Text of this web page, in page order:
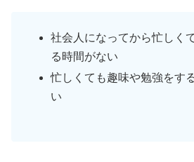
社会人になってから忙しく
る時間がない
忙しくても趣味や勉強をす
い